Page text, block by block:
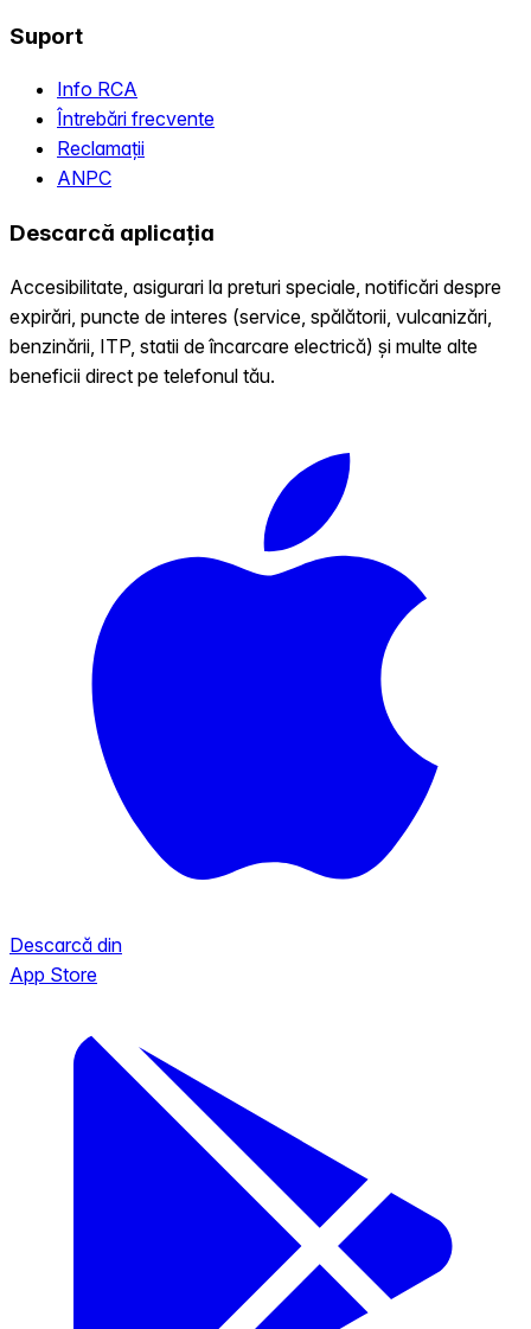
Suport
Info RCA
Întrebări frecvente
Reclamații
ANPC
Descarcă aplicația
Accesibilitate, asigurari la preturi speciale, notificări despre
expirări, puncte de interes (service, spălătorii, vulcanizări,
benzinării, ITP, statii de încarcare electrică) și multe alte
beneficii direct pe telefonul tău.
Descarcă din
App Store